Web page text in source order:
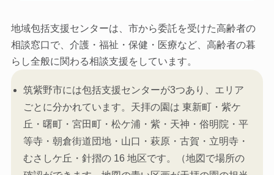
地域包括支援センターは、市から委託を受けた高齢者の
相談窓口で、介護・福祉・保健・医療など、高齢者の暮
らし全般に関わる相談支援をしています。
筑紫野市には包括支援センターが3つあり、エリア
ごとに分かれています。天拝の園は 東新町・紫ケ
丘・曙町・宮田町・松ケ浦・紫・天神・俗明院・平
等寺・朝倉街道団地・山口・萩原・古賀・立明寺・
むさしケ丘・針摺の 16 地区です。（地図で場所の